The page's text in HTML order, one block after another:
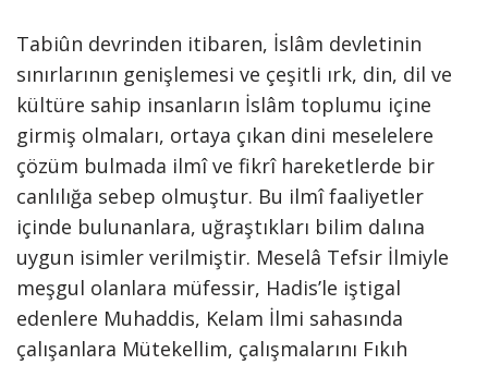
Tabiûn devrinden itibaren, İslâm devletinin
sınırlarının genişlemesi ve çeşitli ırk, din, dil ve
kültüre sahip insanların İslâm toplumu içine
girmiş olmaları, ortaya çıkan dini meselelere
çözüm bulmada ilmî ve fikrî hareketlerde bir
canlılığa sebep olmuştur. Bu ilmî faaliyetler
içinde bulunanlara, uğraştıkları bilim dalına
uygun isimler verilmiştir. Meselâ Tefsir İlmiyle
meşgul olanlara müfessir, Hadis’le iştigal
edenlere Muhaddis, Kelam İlmi sahasında
çalışanlara Mütekellim, çalışmalarını Fıkıh